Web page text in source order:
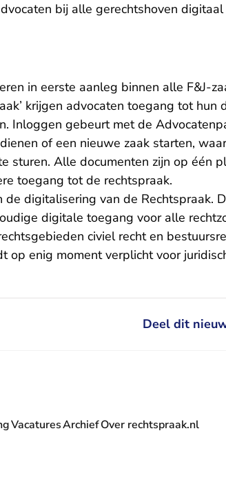
bij alle gerechtshoven
in eerste aanleg binnen alle F&J-
krijgen advocaten toegang tot hun
Inloggen gebeurt met de
of een nieuwe zaak starten,
sturen. Alle documenten zijn op één
toegang tot de rechtspraak.
de digitalisering van de Rechtspraak.
digitale toegang voor alle
civiel recht en
op enig moment verplicht voor
Deel dit
verlaat Rechtspraak.nl
Vacatures
- U verlaat Rechtspraak.nl
ArchiefOver rechtspraak.nl